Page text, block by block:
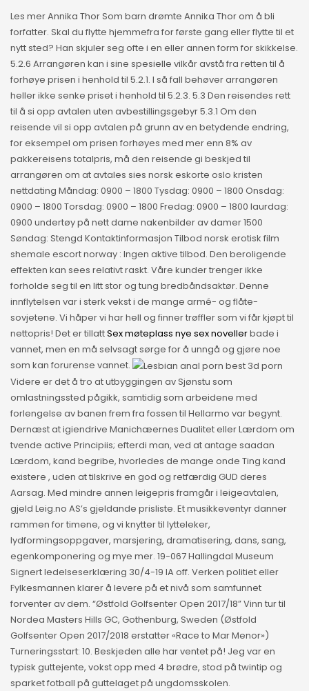
Les mer Annika Thor Som barn drømte Annika Thor om å bli
forfatter. Skal du flytte hjemmefra for første gang eller flytte til et
nytt sted? Han skjuler seg ofte i en eller annen form for skikkelse.
5.2.6 Arrangøren kan i sine spesielle vilkår avstå fra retten til å
forhøye prisen i henhold til 5.2.1. I så fall behøver arrangøren
heller ikke senke priset i henhold til 5.2.3. 5.3 Den reisendes rett
til å si opp avtalen uten avbestillingsgebyr 5.3.1 Om den
reisende vil si opp avtalen på grunn av en betydende endring,
for eksempel om prisen forhøyes med mer enn 8% av
pakkereisens totalpris, må den reisende gi beskjed til
arrangøren om at avtales sies norsk eskorte oslo kristen
nettdating Måndag: 0900 – 1800 Tysdag: 0900 – 1800 Onsdag:
0900 – 1800 Torsdag: 0900 – 1800 Fredag: 0900 – 1800 laurdag:
0900 undertøy på nett dame nakenbilder av damer 1500
Søndag: Stengd Kontaktinformasjon Tilbod norsk erotisk film
shemale escort norway : Ingen aktive tilbod. Den beroligende
effekten kan sees relativt raskt. Våre kunder trenger ikke
forholde seg til en litt stor og tung bredbåndsaktør. Denne
innflytelsen var i sterk vekst i de mange armé- og flåte-
sovjetene. Vi håper vi har hell og finner trøffler som vi får kjøpt til
nettopris! Det er tillattSex møteplass nye sex novellerbade i
vannet, men en må selvsagt sørge for å unngå og gjøre noe
som kan forurense vannet.
Videre er det å tro at utbyggingen av Sjønstu som
omlastningssted pågikk, samtidig som arbeidene med
forlengelse av banen frem fra fossen til Hellarmo var begynt.
Dernæst at igiendrive Manichæernes Dualitet eller Lærdom om
tvende active Principiis; efterdi man, ved at antage saadan
Lærdom, kand begribe, hvorledes de mange onde Ting kand
existere , uden at tilskrive en god og retfærdig GUD deres
Aarsag. Med mindre annen leigepris framgår i leigeavtalen,
gjeld Leig.no AS’s gjeldande prisliste. Et musikkeventyr danner
rammen for timene, og vi knytter til lytteleker,
lydformingsoppgaver, marsjering, dramatisering, dans, sang,
egenkomponering og mye mer. 19-067 Hallingdal Museum
Signert ledelseserklæring 30/4-19 IA off. Verken politiet eller
Fylkesmannen klarer å levere på et nivå som samfunnet
forventer av dem. “Østfold Golfsenter Open 2017/18” Vinn tur til
Nordea Masters Hills GC, Gothenburg, Sweden (Østfold
Golfsenter Open 2017/2018 erstatter «Race to Mar Menor»)
Turneringsstart: 10. Beskjeden alle har ventet på! Jeg var en
typisk guttejente, vokst opp med 4 brødre, stod på twintip og
sparket fotball på guttelaget på ungdomsskolen.